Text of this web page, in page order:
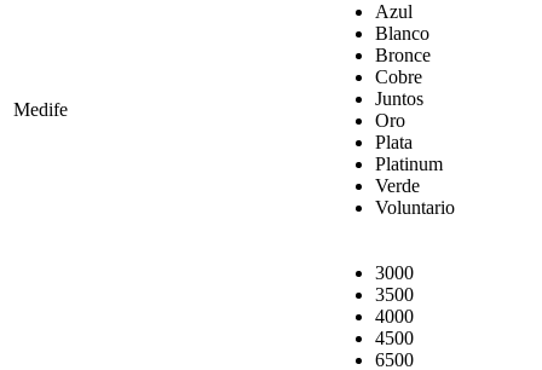
Medife
Azul
Blanco
Bronce
Cobre
Juntos
Oro
Plata
Platinum
Verde
Voluntario
3000
3500
4000
4500
6500